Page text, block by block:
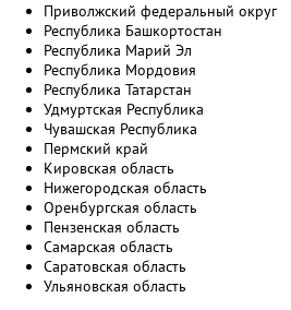
Приволжский федеральный округ
Республика Башкортостан
Республика Марий Эл
Республика Мордовия
Республика Татарстан
Удмуртская Республика
Чувашская Республика
Пермский край
Кировская область
Нижегородская область
Оренбургская область
Пензенская область
Самарская область
Саратовская область
Ульяновская область